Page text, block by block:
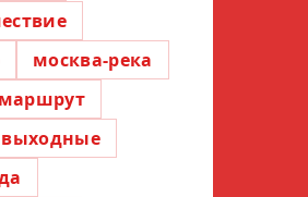
москва-река
выходные